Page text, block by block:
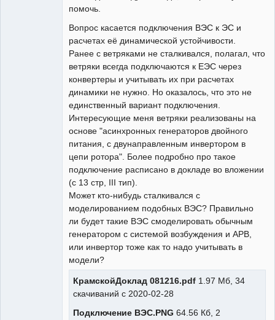
помочь.
Вопрос касается подключения ВЭС к ЭС и
расчетах её динамической устойчивости.
Ранее с ветряками не сталкивался, полагал, что
ветряки всегда подключаются к ЕЭС через
конвертеры и учитывать их при расчетах
динамики не нужно. Но оказалось, что это не
единственный вариант подключения.
Интересующие меня ветряки реализованы на
основе "асинхронных генераторов двойного
питания, с двунаправленным инвертором в
цепи ротора". Более подробно про такое
подключение расписано в докладе во вложении
(с 13 стр, III тип).
Может кто-нибудь сталкивался с
моделированием подобных ВЭС? Правильно
ли будет такие ВЭС смоделировать обычным
генератором с системой возбуждения и АРВ,
или инвертор тоже как то надо учитывать в
модели?
КрамскойДоклад 081216.pdf 1.97 Мб, 34
скачиваний с 2020-02-28
Подключение ВЭС.PNG 64.56 Кб, 2